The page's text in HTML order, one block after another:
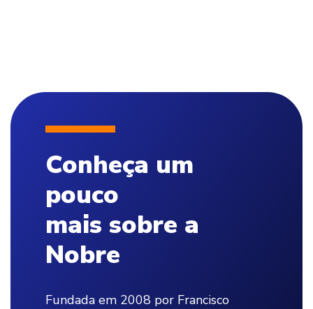
Conheça um
pouco
mais sobre a
Nobre
Fundada em 2008 por Francisco